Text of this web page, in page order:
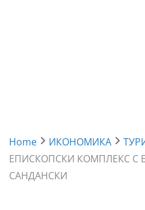
Home ИКОНОМИКА
ЕПИСКОПСКИ КОМПЛЕКС С
САНДАНСКИ